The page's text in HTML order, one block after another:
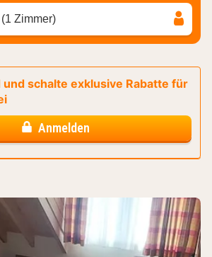
Zimmer)
schalte exklusive Rabatte für
Anmelden